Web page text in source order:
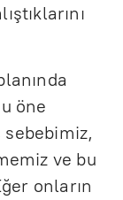
öne
sebebimiz,
ve bu
onların